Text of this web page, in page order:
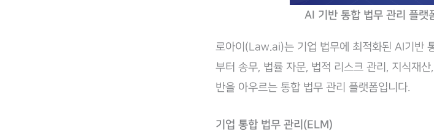
AI 기반 통합 법무 관리 플
로아이(Law.ai)는 기업 법무에 최적화된 AI기반
부터 송무, 법률 자문, 법적 리스크 관리, 지식재
반을 아우르는 통합 법무 관리 플랫폼입니다.
기업 통합 법무 관리(ELM)